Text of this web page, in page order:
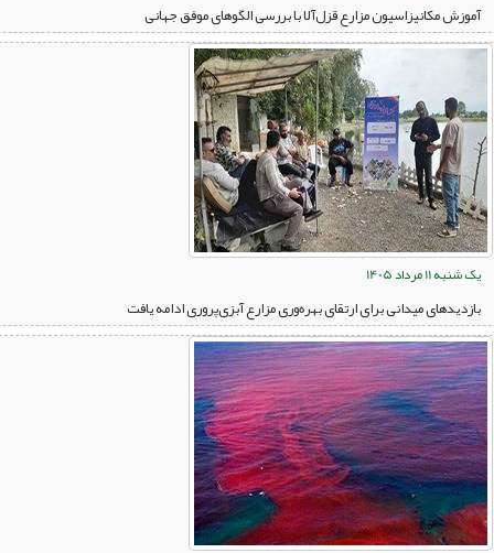
آموزش مکانیزاسیون مزارع قزل‌آلا با بررسی الگوهای موفق جهانی
یک شنبه 11 مرداد 1405
بازدیدهای میدانی برای ارتقای بهره‌وری مزارع آبزی‌پروری ادامه یافت